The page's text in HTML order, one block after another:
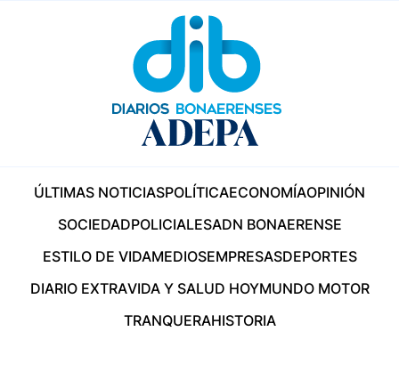
ÚLTIMAS NOTICIASPOLÍTICAECONOMÍAOPINIÓN
SOCIEDADPOLICIALESADN BONAERENSE
ESTILO DE VIDAMEDIOSEMPRESASDEPORTES
DIARIO EXTRAVIDA Y SALUD HOYMUNDO MOTOR
TRANQUERAHISTORIA